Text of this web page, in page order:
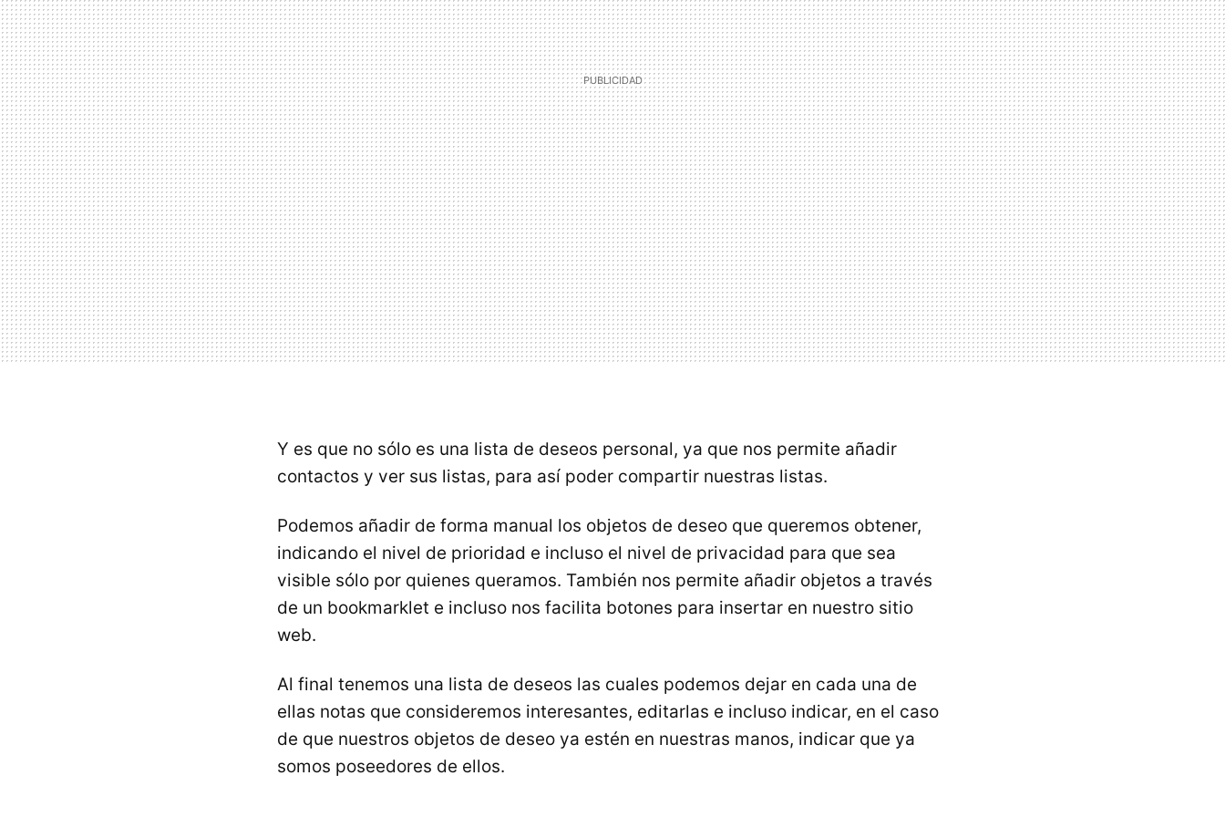
Y es que no sólo es una lista de deseos personal, ya que nos permite añadir
contactos y ver sus listas, para así poder compartir nuestras listas.
Podemos añadir de forma manual los objetos de deseo que queremos obtener,
indicando el nivel de prioridad e incluso el nivel de privacidad para que sea
visible sólo por quienes queramos. También nos permite añadir objetos a través
de un bookmarklet e incluso nos facilita botones para insertar en nuestro sitio
web.
Al final tenemos una lista de deseos las cuales podemos dejar en cada una de
ellas notas que consideremos interesantes, editarlas e incluso indicar, en el caso
de que nuestros objetos de deseo ya estén en nuestras manos, indicar que ya
somos poseedores de ellos.